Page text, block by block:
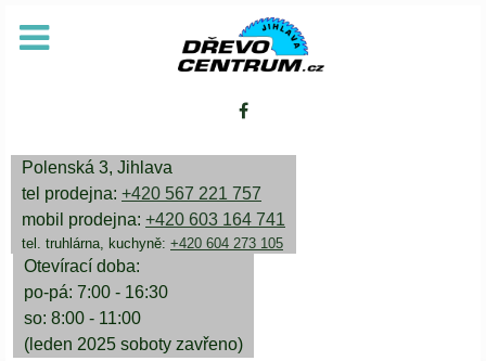
Polenská 3, Jihlava
tel prodejna: +420 567 221 757
mobil prodejna: +420 603 164 741
tel. truhlárna, kuchyně: +420 604 273 105
Otevírací doba:
po-pá: 7:00 - 16:30
so: 8:00 - 11:00
(leden 2025 soboty zavřeno)